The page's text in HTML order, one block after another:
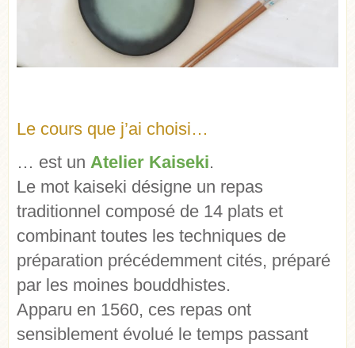
Le cours que j’ai choisi…
… est un Atelier Kaiseki.
Le mot kaiseki désigne un repas
traditionnel composé de 14 plats et
combinant toutes les techniques de
préparation précédemment cités, préparé
par les moines bouddhistes.
Apparu en 1560, ces repas ont
sensiblement évolué le temps passant